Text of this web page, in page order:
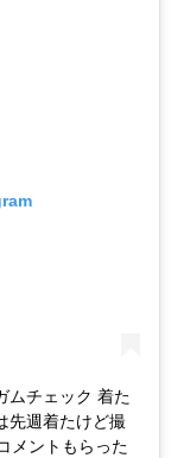
ムチェック 着た
先週着たけど撮